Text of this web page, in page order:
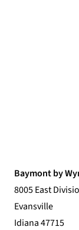
Baymont by
8005 East
Evansville
Idiana 47715